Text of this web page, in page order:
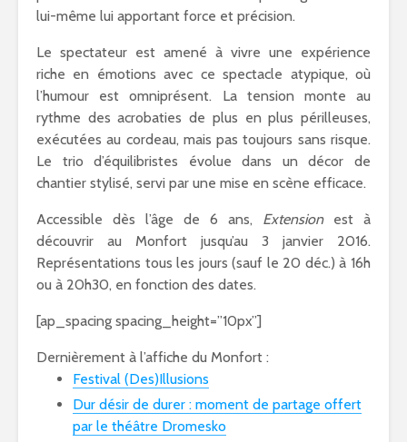
lui-même lui apportant force et précision.
Le spectateur est amené à vivre une expérience
riche en émotions avec ce spectacle atypique, où
l’humour est omniprésent. La tension monte au
rythme des acrobaties de plus en plus périlleuses,
exécutées au cordeau, mais pas toujours sans risque.
Le trio d’équilibristes évolue dans un décor de
chantier stylisé, servi par une mise en scène efficace.
Accessible dès l’âge de 6 ans, Extensionest à
découvrir au Monfort jusqu’au 3 janvier 2016.
Représentations tous les jours (sauf le 20 déc.) à 16h
ou à 20h30, en fonction des dates.
[ap_spacing spacing_height=”10px”]
Dernièrement à l’affiche du Monfort :
Festival (Des)Illusions
Dur désir de durer : moment de partage offert
par le théâtre Dromesko